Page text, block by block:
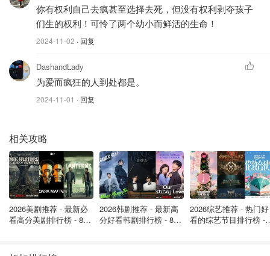
你有权利自己去疯甚至选择去死，但没有权利剥夺孩子
们生的权利！可怜了两个幼小而鲜活的生命！
2024-11-02 · 回复
DashandLady
为爱而疯狂的人到处都是。
2024-11-01 · 回复
相关攻略
2026美剧推荐 - 最新必
看高分美剧排行榜 - 8月
2026韩剧推荐 - 最新高
分好看韩剧排行榜 - 8月
2026综艺推荐 - 热门好
看的综艺节目排行榜 -